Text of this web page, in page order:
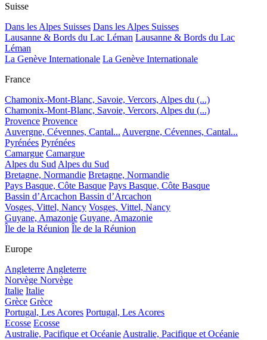
Suisse
Dans les Alpes Suisses Dans les Alpes Suisses
Lausanne & Bords du Lac Léman Lausanne & Bords du Lac
Léman
La Genève Internationale La Genève Internationale
France
Chamonix-Mont-Blanc, Savoie, Vercors, Alpes du (...)
Chamonix-Mont-Blanc, Savoie, Vercors, Alpes du (...)
Provence Provence
Auvergne, Cévennes, Cantal... Auvergne, Cévennes, Cantal...
Pyrénées Pyrénées
Camargue Camargue
Alpes du Sud Alpes du Sud
Bretagne, Normandie Bretagne, Normandie
Pays Basque, Côte Basque Pays Basque, Côte Basque
Bassin d’Arcachon Bassin d’Arcachon
Vosges, Vittel, Nancy Vosges, Vittel, Nancy
Guyane, Amazonie Guyane, Amazonie
Île de la Réunion Île de la Réunion
Europe
Angleterre Angleterre
Norvège Norvège
Italie Italie
Grèce Grèce
Portugal, Les Acores Portugal, Les Acores
Ecosse Ecosse
Australie, Pacifique et Océanie Australie, Pacifique et Océanie